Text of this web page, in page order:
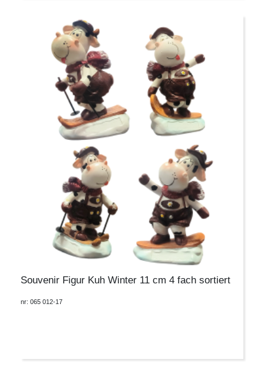
Souvenir Figur Kuh Winter 11 cm 4 fach sortiert
nr: 065 012-17